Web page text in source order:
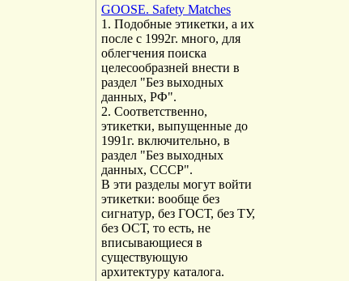
GOOSE. Safety Matches
1. Подобные этикетки, а их
после с 1992г. много, для
облегчения поиска
целесообразней внести в
раздел "Без выходных
данных, РФ".
2. Соответственно,
этикетки, выпущенные до
1991г. включительно, в
раздел "Без выходных
данных, СССР".
В эти разделы могут войти
этикетки: вообще без
сигнатур, без ГОСТ, без ТУ,
без ОСТ, то есть, не
вписывающиеся в
существующую
архитектуру каталога.